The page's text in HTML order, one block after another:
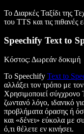
Το Διαρκές Ταξίδι της
του TTS και τις πιθανές
Speechify Text to
Κόστος: Δωρεάν δοκιμή
Το Speechify Text to
αλλάξει τον τρόπο με
Χρησιμοποιεί σύγχρονο
ζωντανό λόγο, ιδανικό
προβλήματα όρασης ή
και «δένει» εύκολα με
ό,τι θέλετε εν κινήσει.